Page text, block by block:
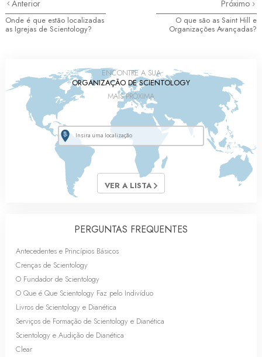
Anterior
Onde é que estão localizadas
as Igrejas de Scientology?
Próximo
O que são as Saint Hill e
Organizações Avançadas?
ENCONTRE A SUA
ORGANIZAÇÃO DE SCIENTOLOGY
MAIS PRÓXIMA
VER A LISTA
PERGUNTAS FREQUENTES
Antecedentes e Princípios Básicos
Crenças de Scientology
O Fundador de Scientology
O Que é Que Scientology Faz pelo Indivíduo
Livros de Scientology e Dianética
Serviços de Formação de Scientology e Dianética
Scientology e Audição de Dianética
Clear